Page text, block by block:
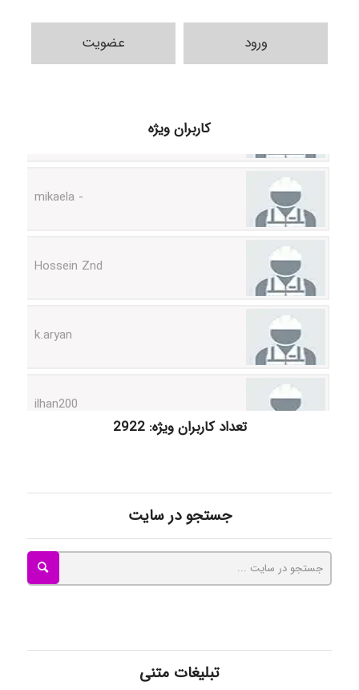
ورود عضویت
کاربران ویژه
Mohammad
Tavan
تعداد کاربران ویژه: 2922
جستجو در سایت
تبلیغات متنی